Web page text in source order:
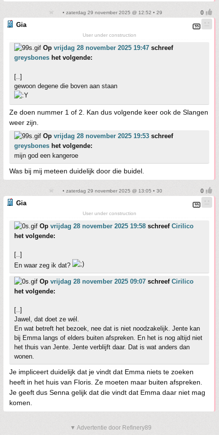
• zaterdag 29 november 2025 @ 12:52 • 29
Gia
User under construction
Op vrijdag 28 november 2025 19:47 schreef
greysbones het volgende:
[..]
gewoon degene die boven aan staan
Ze doen nummer 1 of 2. Kan dus volgende keer ook de Slangen
weer zijn.
Op vrijdag 28 november 2025 19:53 schreef
greysbones het volgende:
mijn god een kangeroe
Was bij mij meteen duidelijk door die buidel.
• zaterdag 29 november 2025 @ 13:05 • 30
Gia
User under construction
Op vrijdag 28 november 2025 19:58 schreef Cirilico
het volgende:
[..]
En waar zeg ik dat?
Op vrijdag 28 november 2025 09:07 schreef Cirilico
het volgende:
[..]
Jawel, dat doet ze wél.
En wat betreft het bezoek, nee dat is niet noodzakelijk. Jente kan
bij Emma langs of elders buiten afspreken. En het is nog altijd niet
het thuis van Jente. Jente verblijft daar. Dat is wat anders dan
wonen.
Je impliceert duidelijk dat je vindt dat Emma niets te zoeken
heeft in het huis van Floris. Ze moeten maar buiten afspreken.
Je geeft dus Senna gelijk dat die vindt dat Emma daar niet mag
komen.
▼ Advertentie door Refinery89